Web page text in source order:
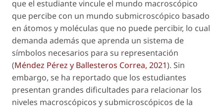
que el estudiante vincule el mundo macroscópico
que percibe con un mundo submicroscópico basado
en átomos y moléculas que no puede percibir, lo cual
demanda además que aprenda un sistema de
símbolos necesarios para su representación
(Méndez Pérez y Ballesteros Correa, 2021). Sin
embargo, se ha reportado que los estudiantes
presentan grandes dificultades para relacionar los
niveles macroscópicos y submicroscópicos de la